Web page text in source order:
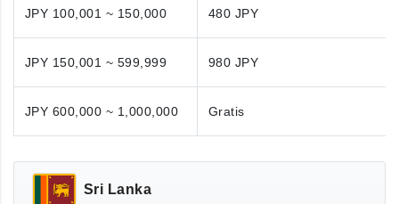
JPY 100,001 ~ 150,000 480 JPY
JPY 150,001 ~ 599,999 980 JPY
JPY 600,000 ~ 1,000,000 Gratis
Sri Lanka